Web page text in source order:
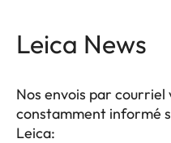
Leica News
Nos envois par
constamment informé
Leica: